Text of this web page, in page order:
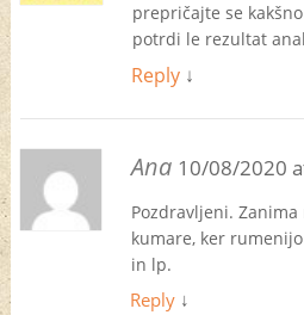
prepričajte se
potrdi le rezultat
Reply ↓
Ana 10/08/2020
Pozdravljeni.
kumare, ker
in lp.
Reply ↓